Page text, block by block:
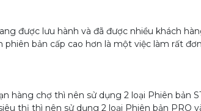
được lưu hành và đã được nhiều khách
bản cấp cao hơn là một việc làm rất
chợ thì nên sử dụng 2 loại Phiên bản
thị thì nên sử dụng 2 loại Phiên bản PRO